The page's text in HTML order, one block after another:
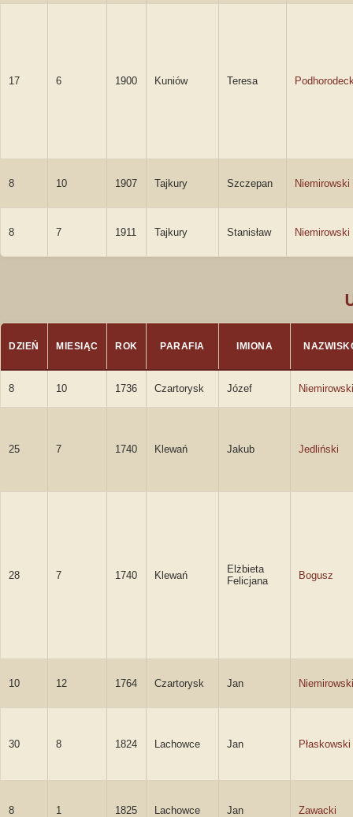
17 6 1900 Kuniów Teresa
8 10 1907 Tajkury Szczepan Niemirowski
8 7 1911 Tajkury Stanisław Niemirowski
DZIEŃ MIESIĄC ROK PARAFIA IMIONA
8 10 1736 Czartorysk Józef Niemirowski
25 7 1740 Klewań Jakub Jedliński
28 7 1740 Klewań
Elżbieta
Felicjana
Bogusz
10 12 1764 Czartorysk Jan Niemirowski
30 8 1824 Lachowce Jan Płaskowski
8 1 1825 Lachowce Jan Zawacki